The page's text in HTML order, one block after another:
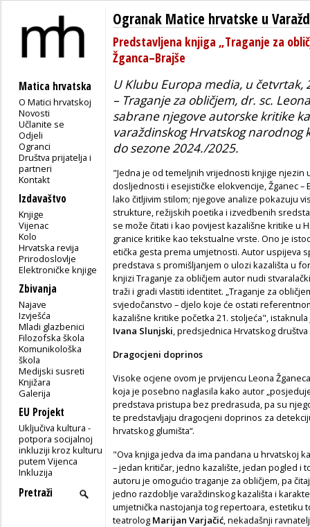
Matica hrvatska
O Matici hrvatskoj
Novosti
Učlanite se
Odjeli
Ogranci
Društva prijatelja i
partneri
Kontakt
Izdavaštvo
Knjige
Vijenac
Kolo
Hrvatska revija
Prirodoslovlje
Elektroničke knjige
Zbivanja
Najave
Izvješća
Mladi glazbenici
Filozofska škola
Komunikološka
škola
Medijski susreti
Knjižara
Galerija
EU Projekt
Uključiva kultura -
potpora socijalnoj
inkluziji kroz kulturu
putem Vijenca
Inkluzija
Ogranak Matice hrvatske u
Predstavljena knjiga „Traganje za
Žganca–Brajše
U Klubu Europa media, u
– Traganje za obličjem, dr. sc.
sabrane njegove autorske kritike
varaždinskog Hrvatskog narodnog
do sezone 2024./2025.
"Jedna je od temeljnih vrijednosti knjige
dosljednosti i esejističke elokvencije, Žganec
lako čitljivim stilom; njegove analize pokazuju
strukture, režijskih poetika i izvedbenih
se može čitati i kao povijest kazališne kritike u
granice kritike kao tekstualne vrste. Ono je
etička gesta prema umjetnosti. Autor uspijeva
predstava s promišljanjem o ulozi kazališta u
knjizi Traganje za obličjem autor nudi
traži i gradi vlastiti identitet. „Traganje za
svjedočanstvo – djelo koje će ostati
kazališne kritike početka 21. stoljeća",
Ivana Slunjski , predsjednica Hrvatskog
Dragocjeni doprinos
Visoke ocjene ovom je prvijencu Leona
koja je posebno naglasila kako autor
predstava pristupa bez predrasuda, pa su
te predstavljaju dragocjeni doprinos za
hrvatskog glumišta“.
"Ova knjiga jedva da ima pandana u hrvatskoj
– jedan kritičar, jedno kazalište, jedan pogled i
autoru je omogućio traganje za obličjem, pa
jedno razdoblje varaždinskog kazališta i
umjetnička nastojanja tog repertoara, estetiku
teatrolog Marijan Varjačić , nekadašnji